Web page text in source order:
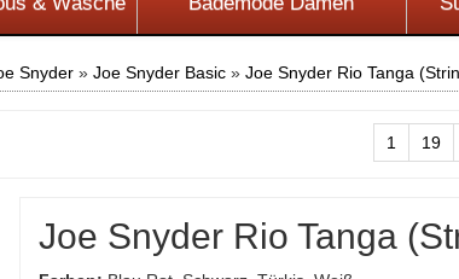
Snyder» Joe Snyder Basic» Joe Snyder Rio Tanga
1 19
Joe Snyder Rio Tanga